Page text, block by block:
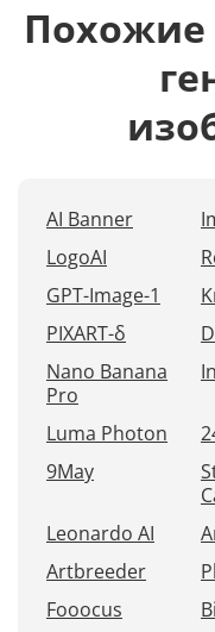
Похожие
AI Banner
LogoAI
GPT-Image-1
PIXART-δ
Nano Banana
Pro
Luma Photon
9May
Leonardo AI
Artbreeder
Fooocus